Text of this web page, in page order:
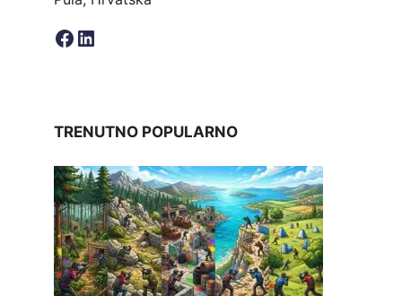
Facebook
LinkedIn
TRENUTNO POPULARNO